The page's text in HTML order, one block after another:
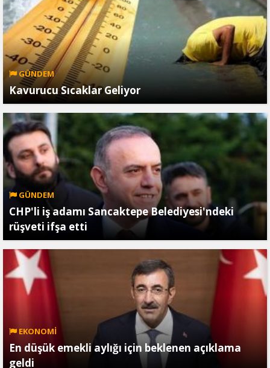
GÜNDEM
Kavurucu Sıcaklar Geliyor
GÜNDEM
CHP'li iş adamı Sancaktepe Belediyesi'ndeki
rüşveti ifşa etti
EKONOMİ
En düşük emekli aylığı için beklenen açıklama
geldi